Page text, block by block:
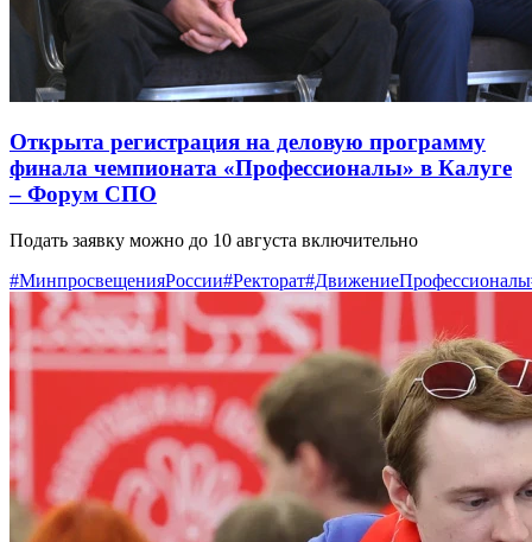
Открыта регистрация на деловую программу
финала чемпионата «Профессионалы» в Калуге
– Форум СПО
Подать заявку можно до 10 августа включительно
#МинпросвещенияРоссии#Ректорат#ДвижениеПрофессионалы